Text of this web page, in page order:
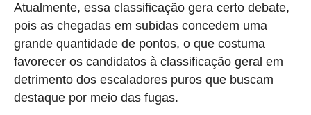
Atualmente, essa classificação gera certo debate,
pois as chegadas em subidas concedem uma
grande quantidade de pontos, o que costuma
favorecer os candidatos à classificação geral em
detrimento dos escaladores puros que buscam
destaque por meio das fugas.